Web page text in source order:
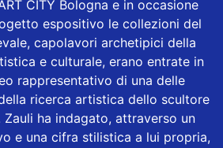
CITY Bologna e in occasione
espositivo le collezioni del
capolavori archetipici della
e culturale, erano entrate in
rappresentativo di una delle
ricerca artistica dello scultore
Zauli ha indagato, attraverso un
e una cifra stilistica a lui propria,